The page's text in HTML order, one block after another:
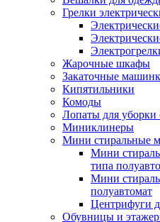
Грелки
Жарочные шкафы
Закаточные
Кипятильники
Комоды
Лопаты для уборки
Миниклинеры
Мини стиральные
Мини
типа
Мини
полуавтомат
Центрифуги
Обувницы и